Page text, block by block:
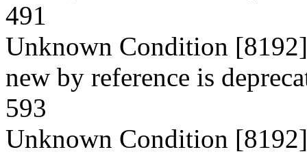
491
Unknown Condition
new by reference is
593
Unknown Condition